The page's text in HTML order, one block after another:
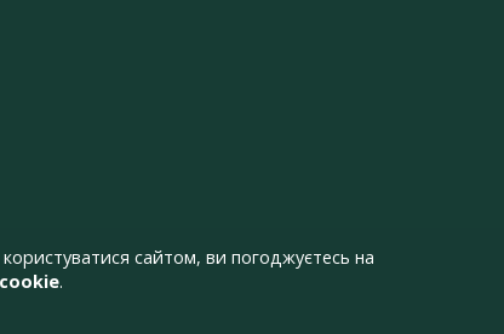
сайтом, ви погоджуєтесь на
.